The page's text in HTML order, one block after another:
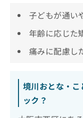
子どもが通い
年齢に応じた
痛みに配慮し
境川おとな・
ック？